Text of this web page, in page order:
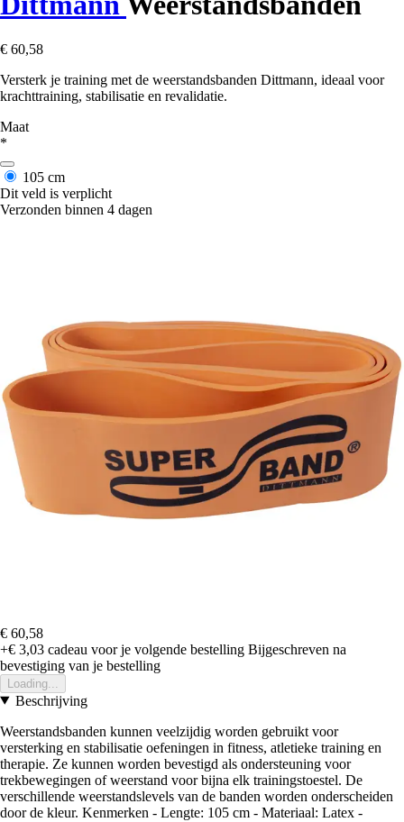
€ 60,58
Versterk je training met de weerstandsbanden Dittmann, ideaal voor
krachttraining, stabilisatie en revalidatie.
Maat
*
105 cm
Dit veld is verplicht
Verzonden binnen 4 dagen
€ 60,58
+€ 3,03 cadeau voor je volgende bestelling Bijgeschreven na
bevestiging van je bestelling
Loading...
Beschrijving
Weerstandsbanden kunnen veelzijdig worden gebruikt voor
versterking en stabilisatie oefeningen in fitness, atletieke training en
therapie. Ze kunnen worden bevestigd als ondersteuning voor
trekbewegingen of weerstand voor bijna elk trainingstoestel. De
verschillende weerstandslevels van de banden worden onderscheiden
door de kleur. Kenmerken - Lengte: 105 cm - Materiaal: Latex -